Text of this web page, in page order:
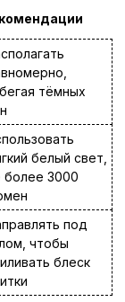
тёмных
белый свет,
более 3000
под
чтобы
блеск